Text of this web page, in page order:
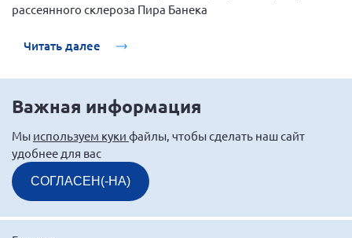
рассеянного склероза Пира Банека
Читать далее
Важная информация
Мы используем куки файлы, чтобы сделать наш сайт
удобнее для вас
СОГЛАСЕН(-НА)